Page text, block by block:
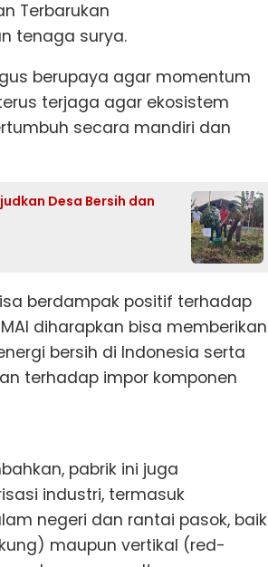
Terbarukan
tenaga surya.
berupaya agar momentum
terjaga agar ekosistem
secara mandiri dan
Desa Bersih dan
berdampak positif terhadap
diharapkan bisa memberikan
bersih di Indonesia serta
terhadap impor komponen
pabrik ini juga
industri, termasuk
negeri dan rantai pasok, baik
maupun vertikal (red-